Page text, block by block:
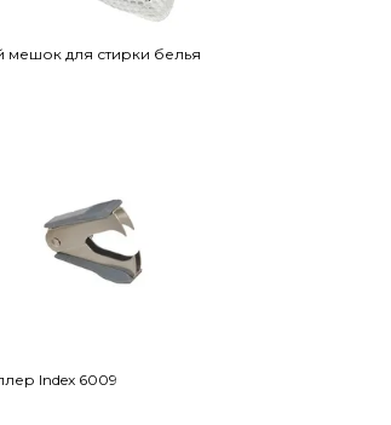
мешок для стирки белья
Index 6009